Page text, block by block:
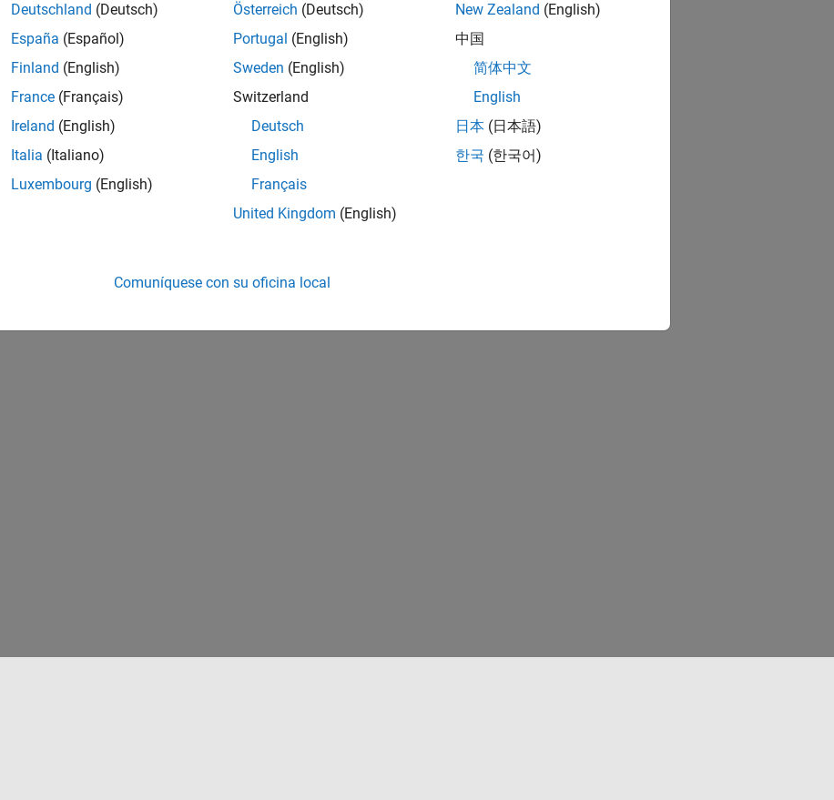
Deutschland (Deutsch)
España (Español)
Finland (English)
France (Français)
Ireland (English)
Italia (Italiano)
Luxembourg (English)
Österreich (Deutsch)
Portugal (English)
Sweden (English)
Switzerland
Deutsch
English
Français
United Kingdom (English)
New Zealand (English)
中国
简体中文
English
日本 (日本語)
한국 (한국어)
Comuníquese con su oficina local